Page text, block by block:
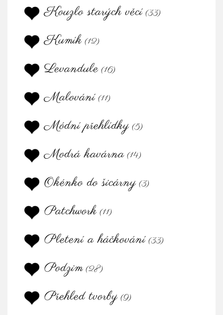
Kouzlo starých věcí (33)
Kumík (12)
Levandule (16)
Malování (11)
Módní přehlídky (5)
Modrá kavárna (14)
Okénko do šicárny (3)
Patchwork (11)
Pletení a háčkování (33)
Podzim (28)
Přehled tvorby (9)